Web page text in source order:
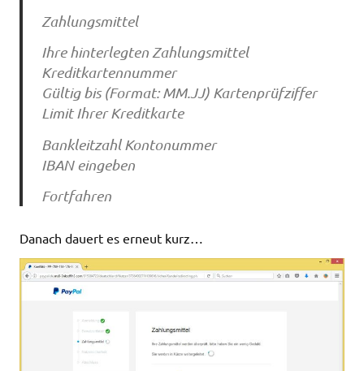
Zahlungsmittel
Ihre hinterlegten Zahlungsmittel
Kreditkartennummer
Gültig bis (Format: MM.JJ) Kartenprüfziffer
Limit Ihrer Kreditkarte
Bankleitzahl Kontonummer
IBAN eingeben
Fortfahren
Danach dauert es erneut kurz…